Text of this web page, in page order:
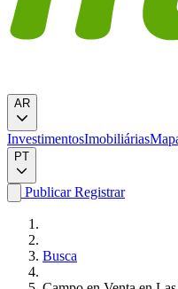
AR
InvestimentosImobiliárias
PT
PublicarRegistrar
Busca